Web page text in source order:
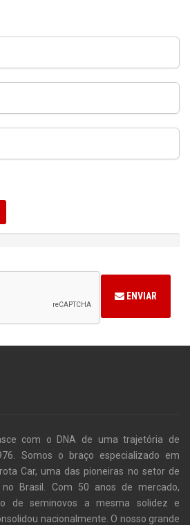
ENVIAR
com o DNA de uma trajetória de
Somos o braço especializado em
Car, uma das pioneiras no setor de
Brasil. Com 50 anos de mercado,
de seminovos a mesma solidez e
nacionalmente. O nosso grande